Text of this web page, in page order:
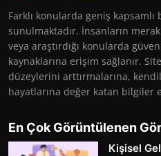
Farklı konularda geniş
sunulmaktadır. İnsanların
veya araştırdığı konularda
kaynaklarına erişim sağlanır.
düzeylerini arttırmalarına,
hayatlarına değer katan bilgiler
En Çok Görüntülenen
Kişisel